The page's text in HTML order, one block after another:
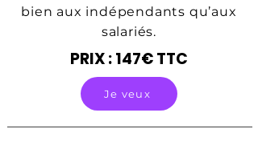
bien aux indépendants qu’aux
salariés.
PRIX : 147€ TTC
Je veux